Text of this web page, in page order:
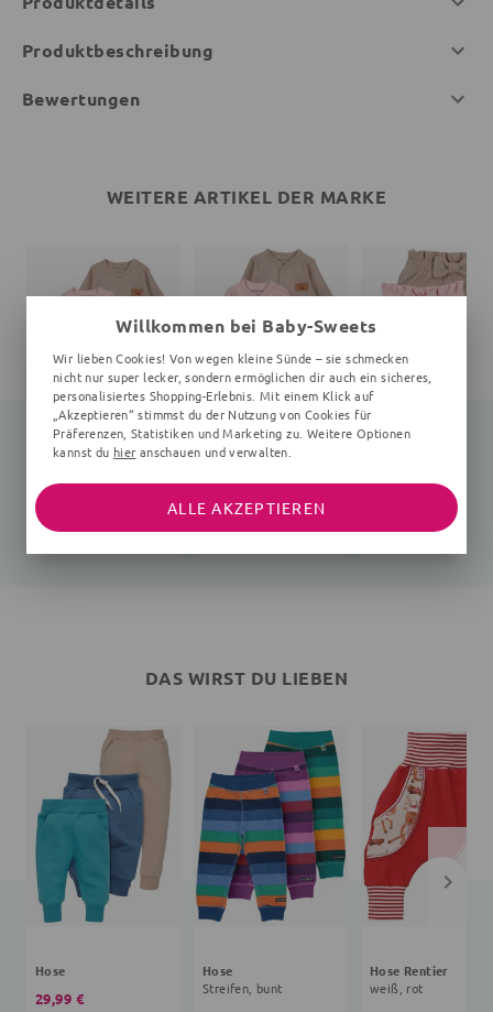
Produktbeschreibung
Bewertungen
WEITERE ARTIKEL DER MARKE
Strampler Eidechse
Gerippt
18,80 € 24,99 €
Strampler Eidechse
Gerippt
24,99 €
Hose Schleife
24,99 €
DAS WIRST DU LIEBEN
Hose
29,99 €
Hose
Streifen, bunt
Hose Rentier
weiß, rot
Willkommen bei Baby-Sweets
Wir lieben Cookies! Von wegen kleine Sünde – sie schmecken
nicht nur super lecker, sondern ermöglichen dir auch ein sicheres,
personalisiertes Shopping-Erlebnis. Mit einem Klick auf
„Akzeptieren“ stimmst du der Nutzung von Cookies für
Präferenzen, Statistiken und Marketing zu. Weitere Optionen
kannst du hier anschauen und verwalten.
ALLE AKZEPTIEREN